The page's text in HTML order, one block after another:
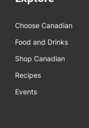
Choose Canadian
Food and Drinks
Shop Canadian
Recipes
Events